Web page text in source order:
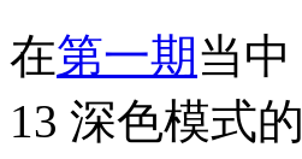
在第一期当
13 深色模式